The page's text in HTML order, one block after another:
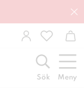
Sök Meny